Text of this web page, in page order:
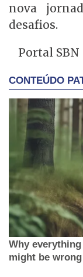
nova
desafios.
Portal SBN